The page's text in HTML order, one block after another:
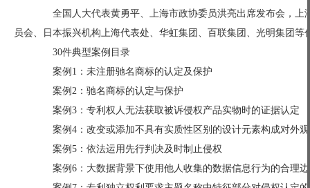
全国人大代表黄勇平、上海市政协委员洪亮出席发布会，上
员会、日本振兴机构上海代表处、华虹集团、百联集团、光明集团
30件典型案例目录
案例1：未注册驰名商标的认定及保护
案例2：驰名商标的认定与保护
案例3：专利权人无法获取被诉侵权产品实物时的证据认定
案例4：改变或添加不具有实质性区别的设计元素构成对外观
案例5：依法运用先行判决及时制止侵权
案例6：大数据背景下使用他人收集的数据信息行为的合理